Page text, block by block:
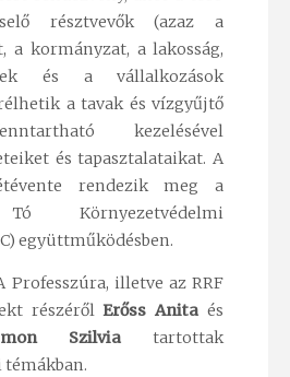
résztvevők (azaz a
a kormányzat, a lakosság,
és a vállalkozások
a tavak és vízgyűjtő
kezelésével
és tapasztalataikat. A
rendezik meg a
Környezetvédelmi
együttműködésben.
Professzúra, illetve az RRF
részérőlErőss Anita és
Szilvia tartottak
témákban.